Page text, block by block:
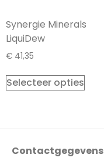
Synergie Minerals
LiquiDew
€ 41,35
Selecteer opties
Contactgegevens